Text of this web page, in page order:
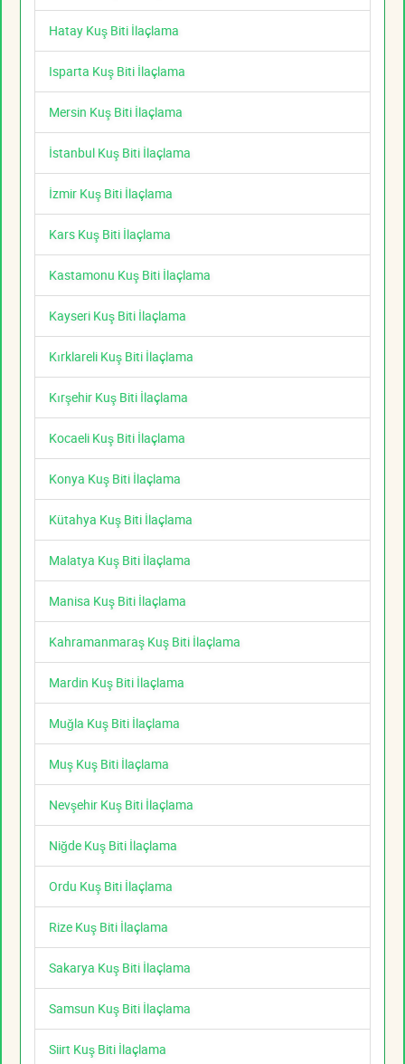
Hatay Kuş Biti İlaçlama
Isparta Kuş Biti İlaçlama
Mersin Kuş Biti İlaçlama
İstanbul Kuş Biti İlaçlama
İzmir Kuş Biti İlaçlama
Kars Kuş Biti İlaçlama
Kastamonu Kuş Biti İlaçlama
Kayseri Kuş Biti İlaçlama
Kırklareli Kuş Biti İlaçlama
Kırşehir Kuş Biti İlaçlama
Kocaeli Kuş Biti İlaçlama
Konya Kuş Biti İlaçlama
Kütahya Kuş Biti İlaçlama
Malatya Kuş Biti İlaçlama
Manisa Kuş Biti İlaçlama
Kahramanmaraş Kuş Biti İlaçlama
Mardin Kuş Biti İlaçlama
Muğla Kuş Biti İlaçlama
Muş Kuş Biti İlaçlama
Nevşehir Kuş Biti İlaçlama
Niğde Kuş Biti İlaçlama
Ordu Kuş Biti İlaçlama
Rize Kuş Biti İlaçlama
Sakarya Kuş Biti İlaçlama
Samsun Kuş Biti İlaçlama
Siirt Kuş Biti İlaçlama